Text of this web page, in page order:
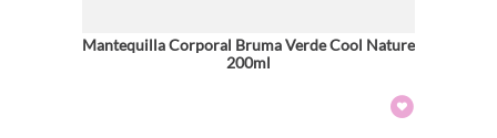
Mantequilla Corporal Bruma Verde Cool Nature
200ml